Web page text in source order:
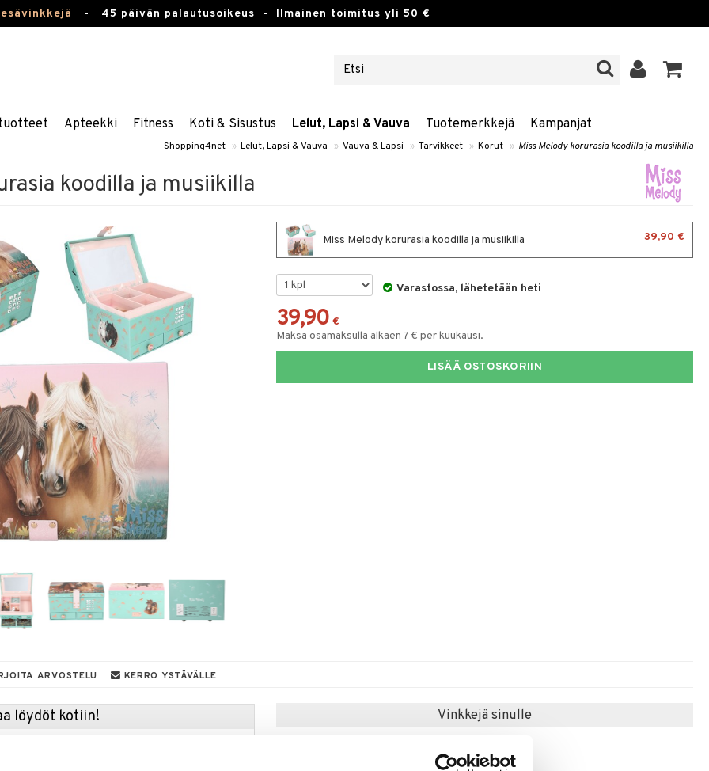
- 45 päivän palautusoikeus - Ilmainen toimitus yli 50 €
Apteekki Fitness Koti & Sisustus Lelut, Lapsi & Vauva Tuotemerkkejä Kampanjat
Shopping4net » Lelut, Lapsi & Vauva » Vauva & Lapsi » Tarvikkeet » Korut » Miss Melody korurasia koodilla ja musiikilla
koodilla ja musiikilla
Miss Melody korurasia koodilla ja musiikilla 39,90 €
Varastossa, lähetetään heti
39,90 €
Maksa osamaksulla alkaen 7 € per kuukausi.
LISÄÄ OSTOSKORIIN
ARVOSTELU KERRO YSTÄVÄLLE
löydöt kotiin! Vinkkejä sinulle